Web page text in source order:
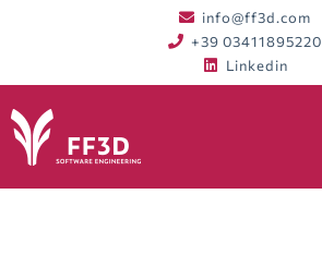
info@ff3d.com
+39 03411895220
Linkedin